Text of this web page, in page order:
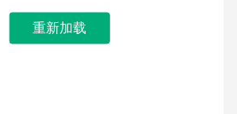
重新加载